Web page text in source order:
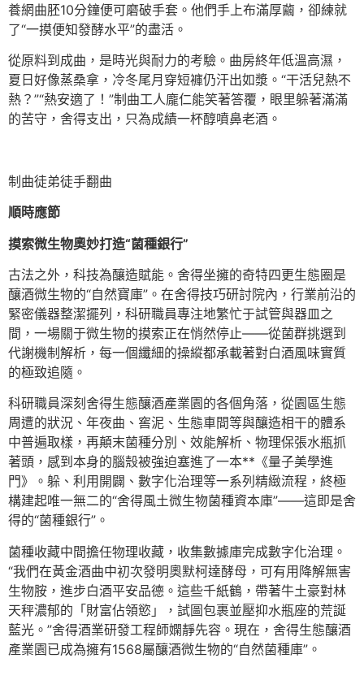
養網曲胚10分鐘便可磨破手套。他們手上布滿厚繭，卻練就
了“一摸便知發酵水平”的盡活。
從原料到成曲，是時光與耐力的考驗。曲房終年低溫高濕，
夏日好像蒸桑拿，冷冬尾月穿短褲仍汗出如漿。“干活兒熱不
熱？”“熱安適了！”制曲工人龐仁能笑著答覆，眼里躲著滿滿
的苦守，舍得支出，只為成績一杯醇噴鼻老酒。
制曲徒弟徒手翻曲
順時應節
摸索微生物奧妙打造“菌種銀行”
古法之外，科技為釀造賦能。舍得坐擁的奇特四更生態圈是
釀酒微生物的“自然寶庫”。在舍得技巧研討院內，行業前沿的
緊密儀器整潔擺列，科研職員專注地繁忙于試管與器皿之
間，一場關于微生物的摸索正在悄然停止——從菌群挑選到
代謝機制解析，每一個纖細的操縱都承載著對白酒風味實質
的極致追隨。
科研職員深刻舍得生態釀酒產業園的各個角落，從園區生態
周遭的狀況、年夜曲、窖泥、生態車間等與釀造相干的體系
中普遍取樣，再顛末菌種分別、效能解析、物理保張水瓶抓
著頭，感到本身的腦殼被強迫塞進了一本**《量子美學進
門》。躲、利用開闢、數字化治理等一系列精緻流程，終極
構建起唯一無二的“舍得風土微生物菌種資本庫”——這即是舍
得的“菌種銀行”。
菌種收藏中間擔任物理收藏，收集數據庫完成數字化治理。
“我們在黃金酒曲中初次發明奧默柯達酵母，可有用降解無害
生物胺，進步白酒平安品德。這些千紙鶴，帶著牛土豪對林
天秤濃郁的「財富佔領慾」，試圖包裹並壓抑水瓶座的荒誕
藍光。”舍得酒業研發工程師嫻靜先容。現在，舍得生態釀酒
產業園已成為擁有1568屬釀酒微生物的“自然菌種庫”。